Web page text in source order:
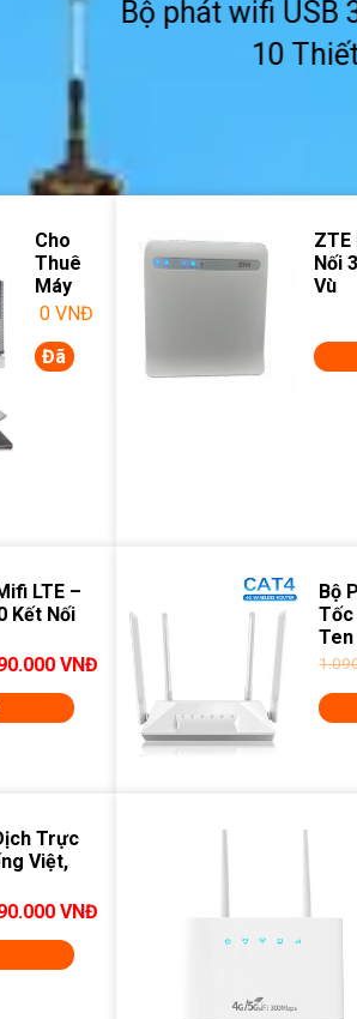
Bộ phát wifi USB
10
Cho
Thuê
Máy
Tính
Giá Rẻ
0 VNĐ
Đã
ZTE
Nối
Vù
LTE –
Kết Nối
VNĐ
Bộ
Tốc
Ten
Trực
Việt,
VNĐ